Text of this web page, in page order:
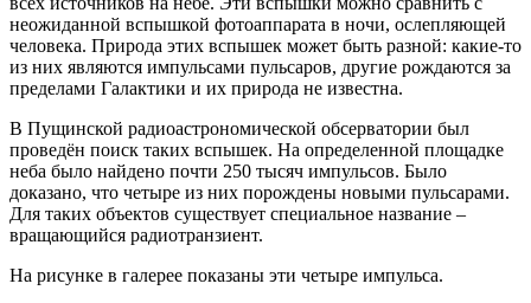
неожиданной вспышкой фотоаппарата в ночи, ослепляющей
человека. Природа этих вспышек может быть разной: какие-то
из них являются импульсами пульсаров, другие рождаются за
пределами Галактики и их природа не известна.
В Пущинской радиоастрономической обсерватории был
проведён поиск таких вспышек. На определенной площадке
неба было найдено почти 250 тысяч импульсов. Было
доказано, что четыре из них порождены новыми пульсарами.
Для таких объектов существует специальное название –
вращающийся радиотранзиент.
На рисунке в галерее показаны эти четыре импульса.